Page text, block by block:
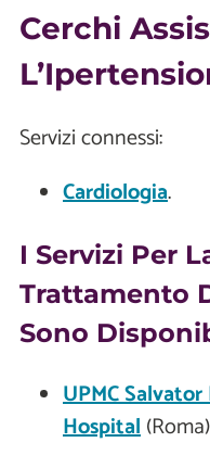
Cerchi
Servizi connessi:
Cardiologia.
I Servizi Per
Trattamento
Sono
UPMC
Hospital